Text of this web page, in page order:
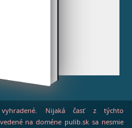
Nijaká časť z týchto
na doméne pulib.sk sa nesmie